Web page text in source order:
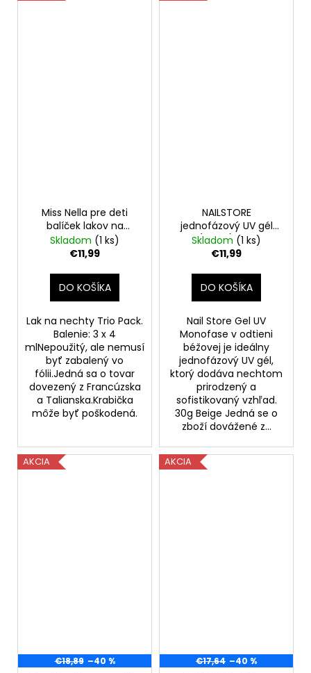
Miss Nella pre deti
balíček lakov na
nechty, 3 x 4 ml
Skladom (1 ks)
€11,99
DO KOŠÍKA
Lak na nechty Trio Pack.
Balenie: 3 x 4
mlNepoužitý, ale nemusí
byť zabalený vo
fólii.Jedná sa o tovar
dovezený z Francúzska
a Talianska.Krabička
môže byť poškodená.
NAILSTORE
jednofázový UV gél
(Beige) 30g
Skladom (1 ks)
€11,99
DO KOŠÍKA
Nail Store Gel UV
Monofase v odtieni
béžovej je ideálny
jednofázový UV gél,
ktorý dodáva nechtom
prirodzený a
sofistikovaný vzhľad.
30g Beige Jedná se o
zboží dovážené z...
AKCIA
€18,89 –40 %
AKCIA
€17,64 –40 %